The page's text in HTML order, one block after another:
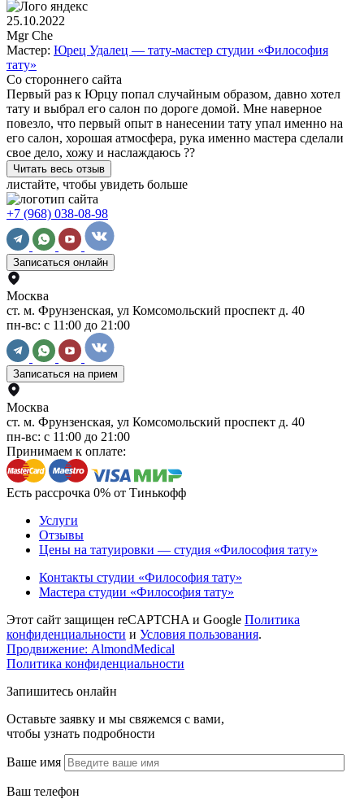
25.10.2022
Mgr Che
Мастер: Юрец Удалец — тату-мастер студии «Философия
тату»
Со стороннего сайта
Первый раз к Юрцу попал случайным образом, давно хотел
тату и выбрал его салон по дороге домой. Мне наверное
повезло, что первый опыт в нанесении тату упал именно на
его салон, хорошая атмосфера, рука именно мастера сделали
свое дело, хожу и наслаждаюсь ??
Читать весь отзыв
листайте, чтобы увидеть больше
+7 (968) 038-08-98
Записаться онлайн
Москва
ст. м. Фрунзенская, ул Комсомольский проспект д. 40
пн-вс: с 11:00 до 21:00
Записаться на прием
Москва
ст. м. Фрунзенская, ул Комсомольский проспект д. 40
пн-вс: с 11:00 до 21:00
Принимаем к оплате:
Есть рассрочка 0% от Тинькофф
Услуги
Отзывы
Цены на татуировки — студия «Философия тату»
Контакты студии «Философия тату»
Мастера студии «Философия тату»
Этот сайт защищен reCAPTCHA и Google Политика
конфиденциальности и Условия пользования.
Продвижение: AlmondMedical
Политика конфиденциальности
Запишитесь онлайн
Оставьте заявку и мы свяжемся с вами,
чтобы узнать подробности
Ваше имя
Ваш телефон